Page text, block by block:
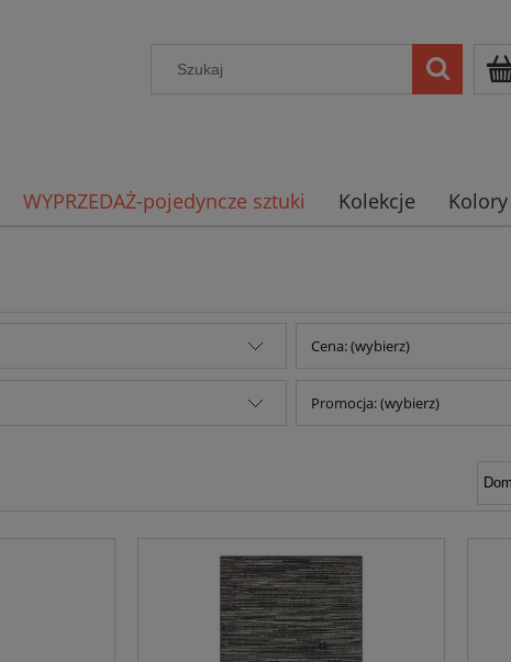
WYPRZEDAŻ-pojedyncze sztuki Kolekcje Kolory
Cena: (wybierz)
Promocja: (wybierz)